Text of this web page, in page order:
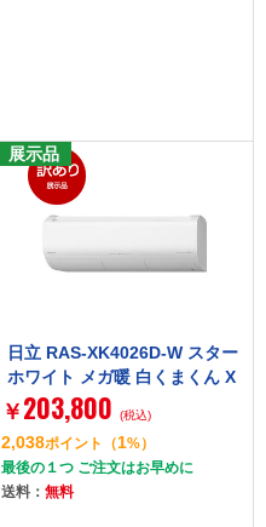
展示品
日立 RAS-XK4026D-W スター
ホワイト メガ暖 白くまくん X
Kシリーズ [エアコン (主に14
畳用・単相200V)]
￥ 203,800 (税込)
2,038ポイント （1%）
最後の１つ ご注文はお早めに
送料： 無料